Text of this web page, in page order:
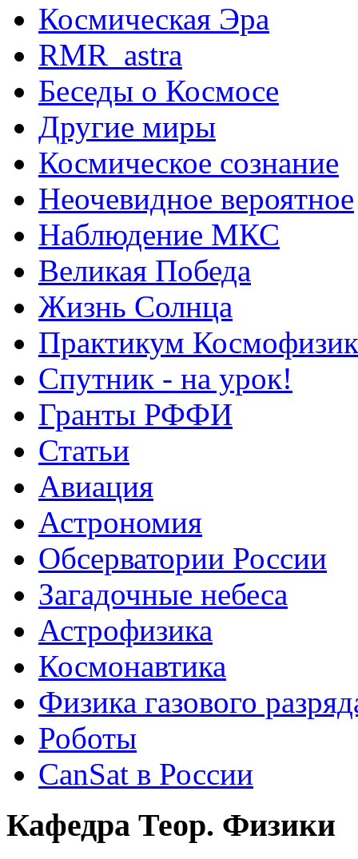
Космическая Эра
RMR_astra
Беседы о Космосе
Другие миры
Космическое сознание
Неочевидное вероятное
Наблюдение МКС
Великая Победа
Жизнь Солнца
Практикум
Спутник - на урок!
Гранты РФФИ
Статьи
Авиация
Астрономия
Обсерватории России
Загадочные небеса
Астрофизика
Космонавтика
Физика газового
Роботы
CanSat в России
Кафедра Теор. Физики